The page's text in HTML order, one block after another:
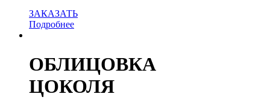
ЗАКАЗАТЬ
Подробнее
OБЛИЦОВКА
ЦОКОЛЯ